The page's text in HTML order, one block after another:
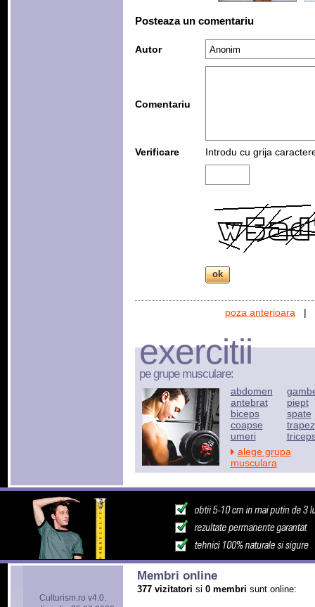
Posteaza un comentariu
Autor
Comentariu
Verificare Introdu cu grija
poza anterioara |
exercitii
pe grupe musculare:
abdomen
antebrat
biceps
coapse
umeri
piept
spate
trapez
alege grupa
musculara
Culturism.ro v4.0.
Membri online
377 vizitatori si 0 membri sunt online: